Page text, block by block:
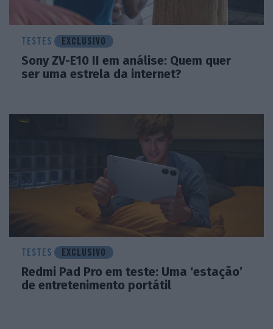
TESTES EXCLUSIVO
Sony ZV-E10 II em análise: Quem quer
ser uma estrela da internet?
TESTES EXCLUSIVO
Redmi Pad Pro em teste: Uma ‘estação’
de entretenimento portátil